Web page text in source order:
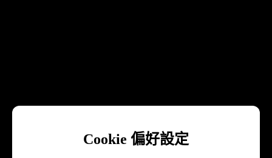
Cookie 偏好設定